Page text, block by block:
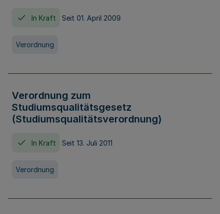
In Kraft Seit 01. April 2009
Verordnung
Verordnung zum
Studiumsqualitätsgesetz
(Studiumsqualitätsverordnung)
In Kraft Seit 13. Juli 2011
Verordnung